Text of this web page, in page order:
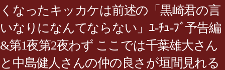
くなったキッカケは前述の「黒崎君の言
いなりになんてならない」ﾕ-ﾁｭ-ﾌﾞ予告編
&第1夜第2夜わず ここでは千葉雄大さん
と中島健人さんの仲の良さが垣間見れる